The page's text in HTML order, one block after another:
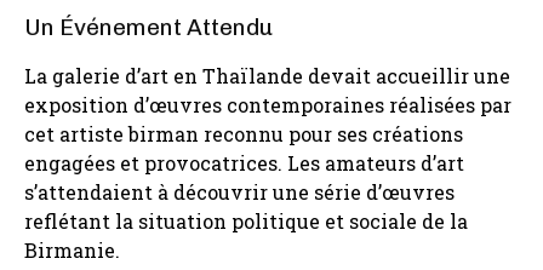
Un Événement Attendu
La galerie d’art en Thaïlande devait accueillir une
exposition d’œuvres contemporaines réalisées par
cet artiste birman reconnu pour ses créations
engagées et provocatrices. Les amateurs d’art
s’attendaient à découvrir une série d’œuvres
reflétant la situation politique et sociale de la
Birmanie.